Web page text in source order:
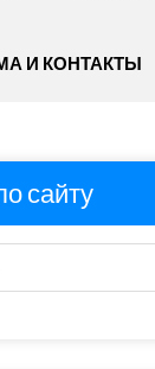
И КОНТАКТЫ
сайту